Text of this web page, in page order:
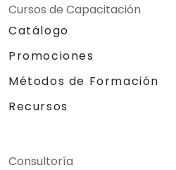
Cursos de Capacitación
Catálogo
Promociones
Métodos de Formación
Recursos
Consultoría